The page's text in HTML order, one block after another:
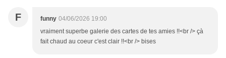
F funny 04/06/2026 19:00
vraiment superbe galerie des cartes de tes amies !!<br /> çà
fait chaud au coeur c'est clair !!<br /> bises